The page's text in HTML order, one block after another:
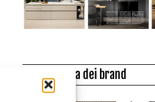
La biblioteca dei brand